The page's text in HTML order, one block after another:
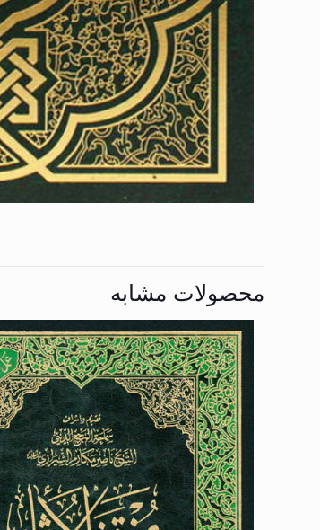
محصولات مشابه